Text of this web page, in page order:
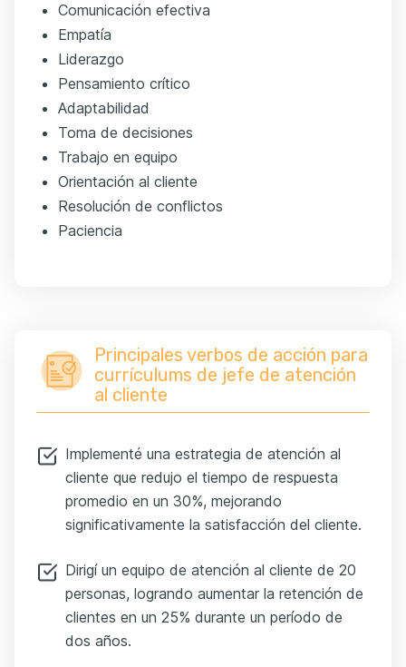
Comunicación efectiva
Empatía
Liderazgo
Pensamiento crítico
Adaptabilidad
Toma de decisiones
Trabajo en equipo
Orientación al cliente
Resolución de conflictos
Paciencia
Principales verbos de acción para
currículums de jefe de atención
al cliente
Implementé una estrategia de atención al
cliente que redujo el tiempo de respuesta
promedio en un 30%, mejorando
significativamente la satisfacción del cliente.
Dirigí un equipo de atención al cliente de 20
personas, logrando aumentar la retención de
clientes en un 25% durante un período de
dos años.